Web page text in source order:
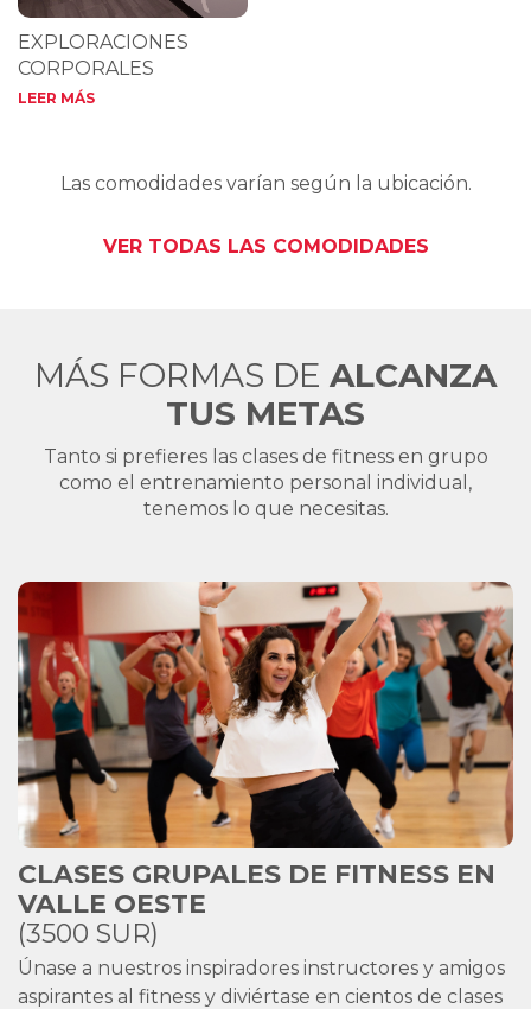
EXPLORACIONES
CORPORALES
LEER MÁS
Las comodidades varían según la ubicación.
VER TODAS LAS COMODIDADES
MÁS FORMAS DE ALCANZA
TUS METAS
Tanto si prefieres las clases de fitness en grupo
como el entrenamiento personal individual,
tenemos lo que necesitas.
CLASES GRUPALES DE FITNESS EN
VALLE OESTE
(3500 SUR)
Únase a nuestros inspiradores instructores y amigos
aspirantes al fitness y diviértase en cientos de clases